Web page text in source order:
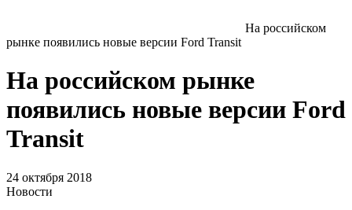
На российском
рынке появились новые версии Ford Transit
На российском рынке
появились новые версии Ford
Transit
24 октября 2018
Новости